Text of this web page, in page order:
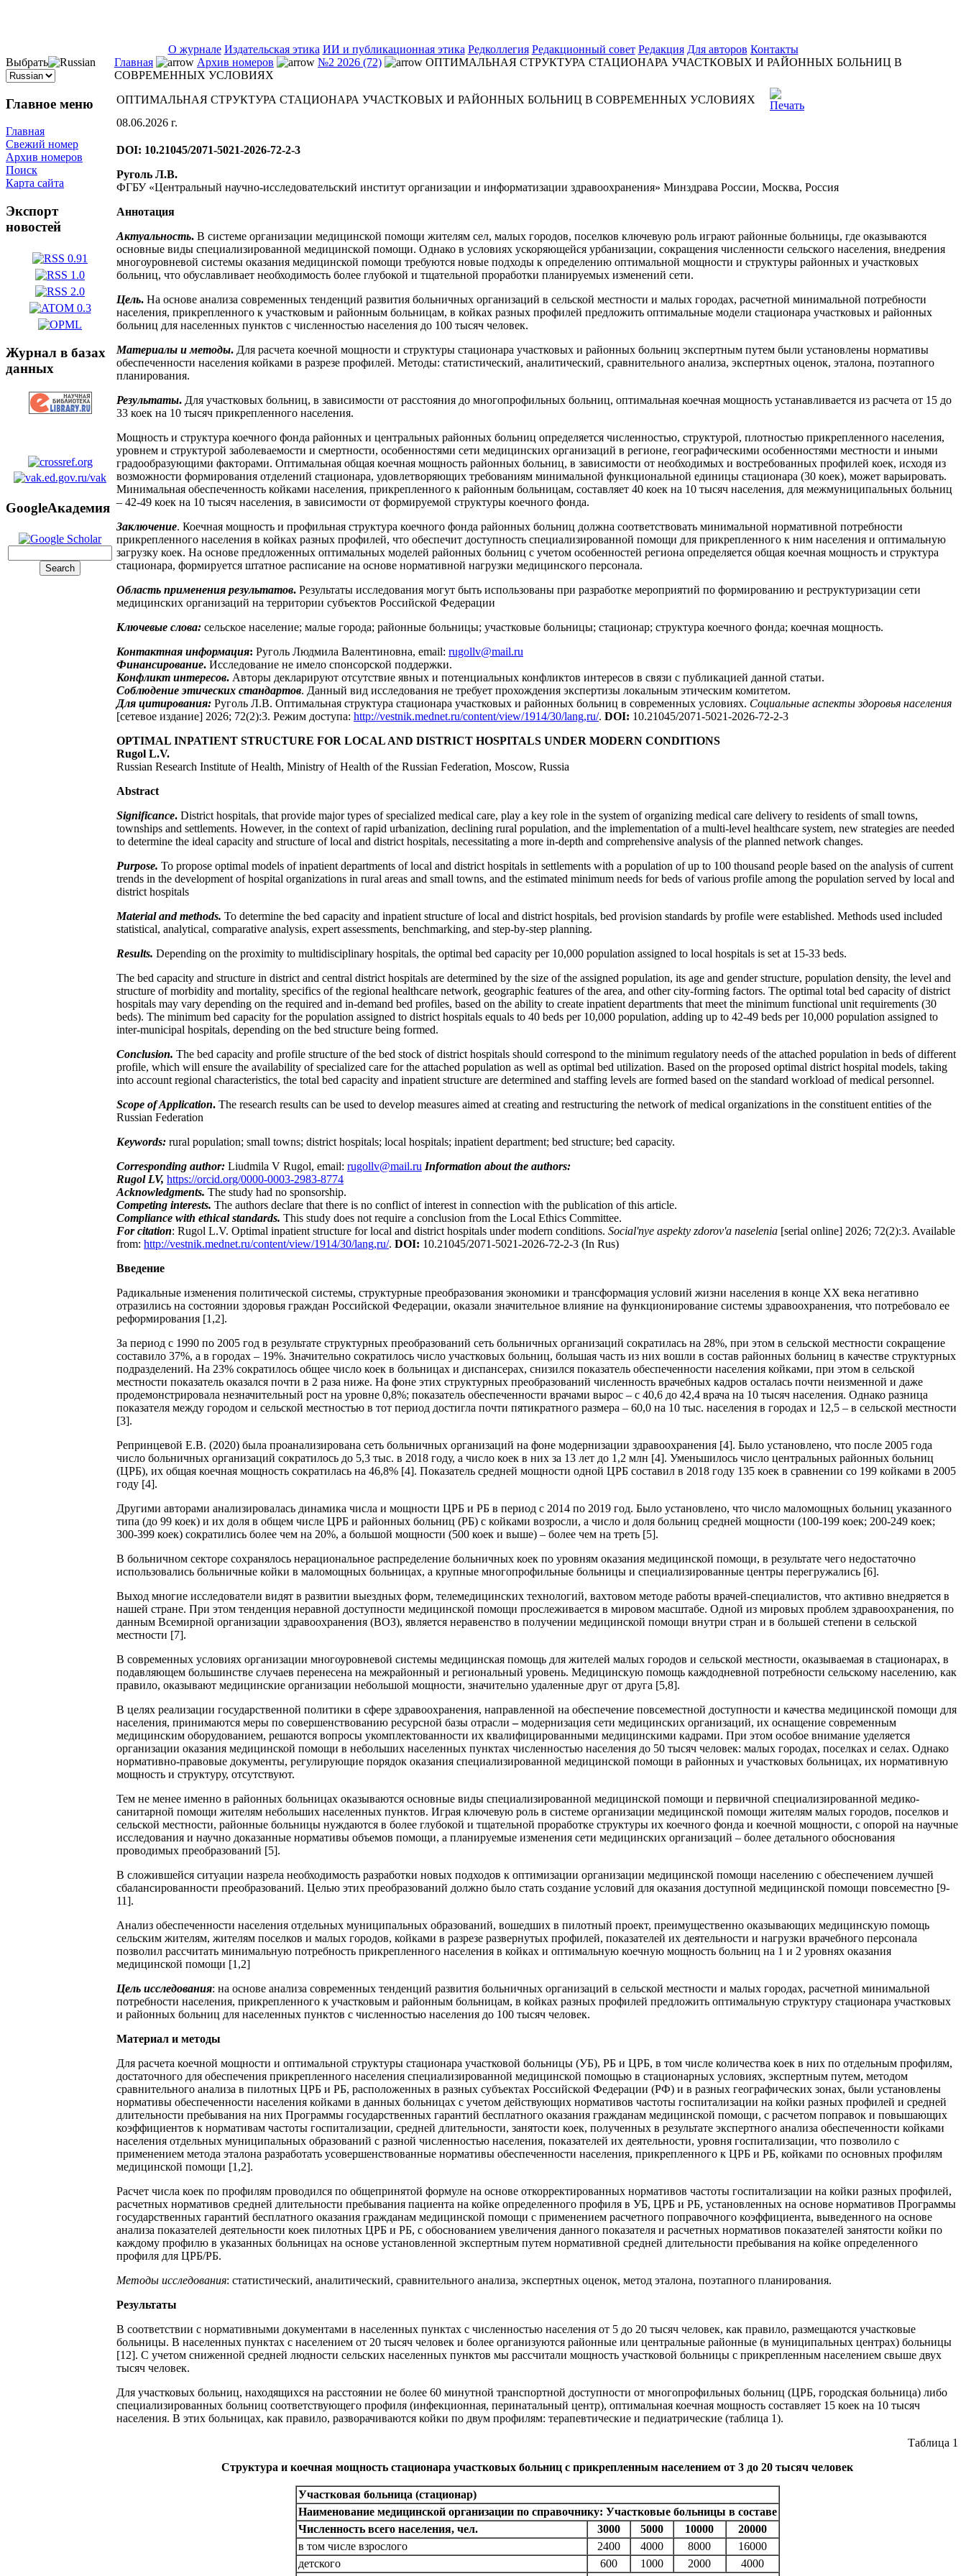
О журнале Издательская этика ИИ и публикационная этика Редколлегия Редакционный совет Редакция Для авторов Контакты
Выбрать
Главное меню
Главная
Свежий номер
Архив номеров
Поиск
Карта сайта
Экспорт
новостей
Журнал в базах
данных
GoogleАкадемия
Главная Архив номеров №2 2026 (72)
ОПТИМАЛЬНАЯ СТРУКТУРА СТАЦИОНАРА УЧАСТКОВЫХ И РАЙОННЫХ БОЛЬНИЦ В
СОВРЕМЕННЫХ УСЛОВИЯХ
ОПТИМАЛЬНАЯ СТРУКТУРА СТАЦИОНАРА УЧАСТКОВЫХ И РАЙОННЫХ БОЛЬНИЦ В СОВРЕМЕННЫХ УСЛОВИЯХ
08.06.2026 г.
DOI: 10.21045/2071-5021-2026-72-2-3
Руголь Л.В.
ФГБУ «Центральный научно-исследовательский институт организации и информатизации здравоохранения» Минздрава России, Москва, Россия
Аннотация
Актуальность. В системе организации медицинской помощи жителям сел, малых городов, поселков ключевую роль играют районные больницы, где оказываются
основные виды специализированной медицинской помощи. Однако в условиях ускоряющейся урбанизации, сокращения численности сельского населения, внедрения
многоуровневой системы оказания медицинской помощи требуются новые подходы к определению оптимальной мощности и структуры районных и участковых
больниц, что обуславливает необходимость более глубокой и тщательной проработки планируемых изменений сети.
Цель. На основе анализа современных тенденций развития больничных организаций в сельской местности и малых городах, расчетной минимальной потребности
населения, прикрепленного к участковым и районным больницам, в койках разных профилей предложить оптимальные модели стационара участковых и районных
больниц для населенных пунктов с численностью населения до 100 тысяч человек.
Материалы и методы. Для расчета коечной мощности и структуры стационара участковых и районных больниц экспертным путем были установлены нормативы
обеспеченности населения койками в разрезе профилей. Методы: статистический, аналитический, сравнительного анализа, экспертных оценок, эталона, поэтапного
планирования.
Результаты. Для участковых больниц, в зависимости от расстояния до многопрофильных больниц, оптимальная коечная мощность устанавливается из расчета от 15 до
33 коек на 10 тысяч прикрепленного населения.
Мощность и структура коечного фонда районных и центральных районных больниц определяется численностью, структурой, плотностью прикрепленного населения,
уровнем и структурой заболеваемости и смертности, особенностями сети медицинских организаций в регионе, географическими особенностями местности и иными
градообразующими факторами. Оптимальная общая коечная мощность районных больниц, в зависимости от необходимых и востребованных профилей коек, исходя из
возможности формирования отделений стационара, удовлетворяющих требованиям минимальной функциональной единицы стационара (30 коек), может варьировать.
Минимальная обеспеченность койками населения, прикрепленного к районным больницам, составляет 40 коек на 10 тысяч населения, для межмуниципальных больниц
– 42-49 коек на 10 тысяч населения, в зависимости от формируемой структуры коечного фонда.
Заключение. Коечная мощность и профильная структура коечного фонда районных больниц должна соответствовать минимальной нормативной потребности
прикрепленного населения в койках разных профилей, что обеспечит доступность специализированной помощи для прикрепленного к ним населения и оптимальную
загрузку коек. На основе предложенных оптимальных моделей районных больниц с учетом особенностей региона определяется общая коечная мощность и структура
стационара, формируется штатное расписание на основе нормативной нагрузки медицинского персонала.
Область применения результатов. Результаты исследования могут быть использованы при разработке мероприятий по формированию и реструктуризации сети
медицинских организаций на территории субъектов Российской Федерации
Ключевые слова: сельское население; малые города; районные больницы; участковые больницы; стационар; структура коечного фонда; коечная мощность.
Контактная информация: Руголь Людмила Валентиновна, email: rugollv@mail.ru
Финансирование. Исследование не имело спонсорской поддержки.
Конфликт интересов. Авторы декларируют отсутствие явных и потенциальных конфликтов интересов в связи с публикацией данной статьи.
Соблюдение этических стандартов. Данный вид исследования не требует прохождения экспертизы локальным этическим комитетом.
Для цитирования: Руголь Л.В. Оптимальная структура стационара участковых и районных больниц в современных условиях. Социальные аспекты здоровья населения
[сетевое издание] 2026; 72(2):3. Режим доступа: http://vestnik.mednet.ru/content/view/1914/30/lang,ru/. DOI: 10.21045/2071-5021-2026-72-2-3
OPTIMAL INPATIENT STRUCTURE FOR LOCAL AND DISTRICT HOSPITALS UNDER MODERN CONDITIONS
Rugol L.V.
Russian Research Institute of Health, Ministry of Health of the Russian Federation, Moscow, Russia
Abstract
Significance. District hospitals, that provide major types of specialized medical care, play a key role in the system of organizing medical care delivery to residents of small towns,
townships and settlements. However, in the context of rapid urbanization, declining rural population, and the implementation of a multi-level healthcare system, new strategies are needed
to determine the ideal capacity and structure of local and district hospitals, necessitating a more in-depth and comprehensive analysis of the planned network changes.
Purpose. To propose optimal models of inpatient departments of local and district hospitals in settlements with a population of up to 100 thousand people based on the analysis of current
trends in the development of hospital organizations in rural areas and small towns, and the estimated minimum needs for beds of various profile among the population served by local and
district hospitals
Material and methods. To determine the bed capacity and inpatient structure of local and district hospitals, bed provision standards by profile were established. Methods used included
statistical, analytical, comparative analysis, expert assessments, benchmarking, and step-by-step planning.
Results. Depending on the proximity to multidisciplinary hospitals, the optimal bed capacity per 10,000 population assigned to local hospitals is set at 15-33 beds.
The bed capacity and structure in district and central district hospitals are determined by the size of the assigned population, its age and gender structure, population density, the level and
structure of morbidity and mortality, specifics of the regional healthcare network, geographic features of the area, and other city-forming factors. The optimal total bed capacity of district
hospitals may vary depending on the required and in-demand bed profiles, based on the ability to create inpatient departments that meet the minimum functional unit requirements (30
beds). The minimum bed capacity for the population assigned to district hospitals equals to 40 beds per 10,000 population, adding up to 42-49 beds per 10,000 population assigned to
inter-municipal hospitals, depending on the bed structure being formed.
Conclusion. The bed capacity and profile structure of the bed stock of district hospitals should correspond to the minimum regulatory needs of the attached population in beds of different
profile, which will ensure the availability of specialized care for the attached population as well as optimal bed utilization. Based on the proposed optimal district hospital models, taking
into account regional characteristics, the total bed capacity and inpatient structure are determined and staffing levels are formed based on the standard workload of medical personnel.
Scope of Application. The research results can be used to develop measures aimed at creating and restructuring the network of medical organizations in the constituent entities of the
Russian Federation
Keywords: rural population; small towns; district hospitals; local hospitals; inpatient department; bed structure; bed capacity.
Corresponding author: Liudmila V Rugol, email: rugollv@mail.ru Information about the authors:
Rugol LV, https://orcid.org/0000-0003-2983-8774
Acknowledgments. The study had no sponsorship.
Competing interests. The authors declare that there is no conflict of interest in connection with the publication of this article.
Compliance with ethical standards. This study does not require a conclusion from the Local Ethics Committee.
For citation: Rugol L.V. Optimal inpatient structure for local and district hospitals under modern conditions. Social'nye aspekty zdorov'a naselenia [serial online] 2026; 72(2):3. Available
from: http://vestnik.mednet.ru/content/view/1914/30/lang,ru/. DOI: 10.21045/2071-5021-2026-72-2-3 (In Rus)
Введение
Радикальные изменения политической системы, структурные преобразования экономики и трансформация условий жизни населения в конце XX века негативно
отразились на состоянии здоровья граждан Российской Федерации, оказали значительное влияние на функционирование системы здравоохранения, что потребовало ее
реформирования [1,2].
За период с 1990 по 2005 год в результате структурных преобразований сеть больничных организаций сократилась на 28%, при этом в сельской местности сокращение
составило 37%, а в городах – 19%. Значительно сократилось число участковых больниц, большая часть из них вошли в состав районных больниц в качестве структурных
подразделений. На 23% сократилось общее число коек в больницах и диспансерах, снизился показатель обеспеченности населения койками, при этом в сельской
местности показатель оказался почти в 2 раза ниже. На фоне этих структурных преобразований численность врачебных кадров осталась почти неизменной и даже
продемонстрировала незначительный рост на уровне 0,8%; показатель обеспеченности врачами вырос – с 40,6 до 42,4 врача на 10 тысяч населения. Однако разница
показателя между городом и сельской местностью в тот период достигла почти пятикратного размера – 60,0 на 10 тыс. населения в городах и 12,5 – в сельской местности
[3].
Репринцевой Е.В. (2020) была проанализирована сеть больничных организаций на фоне модернизации здравоохранения [4]. Было установлено, что после 2005 года
число больничных организаций сократилось до 5,3 тыс. в 2018 году, а число коек в них за 13 лет до 1,2 млн [4]. Уменьшилось число центральных районных больниц
(ЦРБ), их общая коечная мощность сократилась на 46,8% [4]. Показатель средней мощности одной ЦРБ составил в 2018 году 135 коек в сравнении со 199 койками в 2005
году [4].
Другими авторами анализировалась динамика числа и мощности ЦРБ и РБ в период с 2014 по 2019 год. Было установлено, что число маломощных больниц указанного
типа (до 99 коек) и их доля в общем числе ЦРБ и районных больниц (РБ) с койками возросли, а число и доля больниц средней мощности (100-199 коек; 200-249 коек;
300-399 коек) сократились более чем на 20%, а большой мощности (500 коек и выше) – более чем на треть [5].
В больничном секторе сохранялось нерациональное распределение больничных коек по уровням оказания медицинской помощи, в результате чего недостаточно
использовались больничные койки в маломощных больницах, а крупные многопрофильные больницы и специализированные центры перегружались [6].
Выход многие исследователи видят в развитии выездных форм, телемедицинских технологий, вахтовом методе работы врачей-специалистов, что активно внедряется в
нашей стране. При этом тенденция неравной доступности медицинской помощи прослеживается в мировом масштабе. Одной из мировых проблем здравоохранения, по
данным Всемирной организации здравоохранения (ВОЗ), является неравенство в получении медицинской помощи внутри стран и в большей степени в сельской
местности [7].
В современных условиях организации многоуровневой системы медицинская помощь для жителей малых городов и сельской местности, оказываемая в стационарах, в
подавляющем большинстве случаев перенесена на межрайонный и региональный уровень. Медицинскую помощь каждодневной потребности сельскому населению, как
правило, оказывают медицинские организации небольшой мощности, значительно удаленные друг от друга [5,8].
В целях реализации государственной политики в сфере здравоохранения, направленной на обеспечение повсеместной доступности и качества медицинской помощи для
населения, принимаются меры по совершенствованию ресурсной базы отрасли –модернизация сети медицинских организаций, их оснащение современным
медицинским оборудованием, решаются вопросы укомплектованности их квалифицированными медицинскими кадрами. При этом особое внимание уделяется
организации оказания медицинской помощи в небольших населенных пунктах численностью населения до 50 тысяч человек: малых городах, поселках и селах. Однако
нормативно-правовые документы, регулирующие порядок оказания специализированной медицинской помощи в районных и участковых больницах, их нормативную
мощность и структуру, отсутствуют.
Тем не менее именно в районных больницах оказываются основные виды специализированной медицинской помощи и первичной специализированной медико-
санитарной помощи жителям небольших населенных пунктов. Играя ключевую роль в системе организации медицинской помощи жителям малых городов, поселков и
сельской местности, районные больницы нуждаются в более глубокой и тщательной проработке структуры их коечного фонда и коечной мощности, с опорой на научные
исследования и научно доказанные нормативы объемов помощи, а планируемые изменения сети медицинских организаций – более детального обоснования
проводимых преобразований [5].
В сложившейся ситуации назрела необходимость разработки новых подходов к оптимизации организации медицинской помощи населению с обеспечением лучшей
сбалансированности преобразований. Целью этих преобразований должно было стать создание условий для оказания доступной медицинской помощи повсеместно [9-
11].
Анализ обеспеченности населения отдельных муниципальных образований, вошедших в пилотный проект, преимущественно оказывающих медицинскую помощь
сельским жителям, жителям поселков и малых городов, койками в разрезе развернутых профилей, показателей их деятельности и нагрузки врачебного персонала
позволил рассчитать минимальную потребность прикрепленного населения в койках и оптимальную коечную мощность больниц на 1 и 2 уровнях оказания
медицинской помощи [1,2]
Цель исследования: на основе анализа современных тенденций развития больничных организаций в сельской местности и малых городах, расчетной минимальной
потребности населения, прикрепленного к участковым и районным больницам, в койках разных профилей предложить оптимальную структуру стационара участковых
и районных больниц для населенных пунктов с численностью населения до 100 тысяч человек.
Материал и методы
Для расчета коечной мощности и оптимальной структуры стационара участковой больницы (УБ), РБ и ЦРБ, в том числе количества коек в них по отдельным профилям,
достаточного для обеспечения прикрепленного населения специализированной медицинской помощью в стационарных условиях, экспертным путем, методом
сравнительного анализа в пилотных ЦРБ и РБ, расположенных в разных субъектах Российской Федерации (РФ) и в разных географических зонах, были установлены
нормативы обеспеченности населения койками в данных больницах с учетом действующих нормативов частоты госпитализации на койки разных профилей и средней
длительности пребывания на них Программы государственных гарантий бесплатного оказания гражданам медицинской помощи, с расчетом поправок и повышающих
коэффициентов к нормативам частоты госпитализации, средней длительности, занятости коек, полученных в результате экспертного анализа обеспеченности койками
населения отдельных муниципальных образований с разной численностью населения, показателей их деятельности, уровня госпитализации, что позволило с
применением метода эталона разработать усовершенствованные нормативы обеспеченности населения, прикрепленного к ЦРБ и РБ, койками по основных профилям
медицинской помощи [1,2].
Расчет числа коек по профилям проводился по общепринятой формуле на основе откорректированных нормативов частоты госпитализации на койки разных профилей,
расчетных нормативов средней длительности пребывания пациента на койке определенного профиля в УБ, ЦРБ и РБ, установленных на основе нормативов Программы
государственных гарантий бесплатного оказания гражданам медицинской помощи с применением расчетного поправочного коэффициента, выведенного на основе
анализа показателей деятельности коек пилотных ЦРБ и РБ, с обоснованием увеличения данного показателя и расчетных нормативов показателей занятости койки по
каждому профилю в указанных больницах на основе установленной экспертным путем нормативной средней длительности пребывания на койке определенного
профиля для ЦРБ/РБ.
Методы исследования: статистический, аналитический, сравнительного анализа, экспертных оценок, метод эталона, поэтапного планирования.
Результаты
В соответствии с нормативными документами в населенных пунктах с численностью населения от 5 до 20 тысяч человек, как правило, размещаются участковые
больницы. В населенных пунктах с населением от 20 тысяч человек и более организуются районные или центральные районные (в муниципальных центрах) больницы
[12]. С учетом сниженной средней людности сельских населенных пунктов мы рассчитали мощность участковой больницы с прикрепленным населением свыше двух
тысяч человек.
Для участковых больниц, находящихся на расстоянии не более 60 минутной транспортной доступности от многопрофильных больниц (ЦРБ, городская больница) либо
специализированных больниц соответствующего профиля (инфекционная, перинатальный центр), оптимальная коечная мощность составляет 15 коек на 10 тысяч
населения. В этих больницах, как правило, разворачиваются койки по двум профилям: терапевтические и педиатрические (таблица 1).
Таблица 1
Структура и коечная мощность стационара участковых больниц с прикрепленным населением от 3 до 20 тысяч человек
Участковая больница (стационар)
Наименование медицинской организации по справочнику: Участковые больницы в составе
Численность всего населения, чел.
3000 5000 10000
20000
в том числе взрослого
2400 4000 8000
16000
детского
600 1000 2000
4000